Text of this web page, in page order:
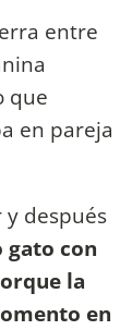
entre
que
en pareja
después
gato con
la
en